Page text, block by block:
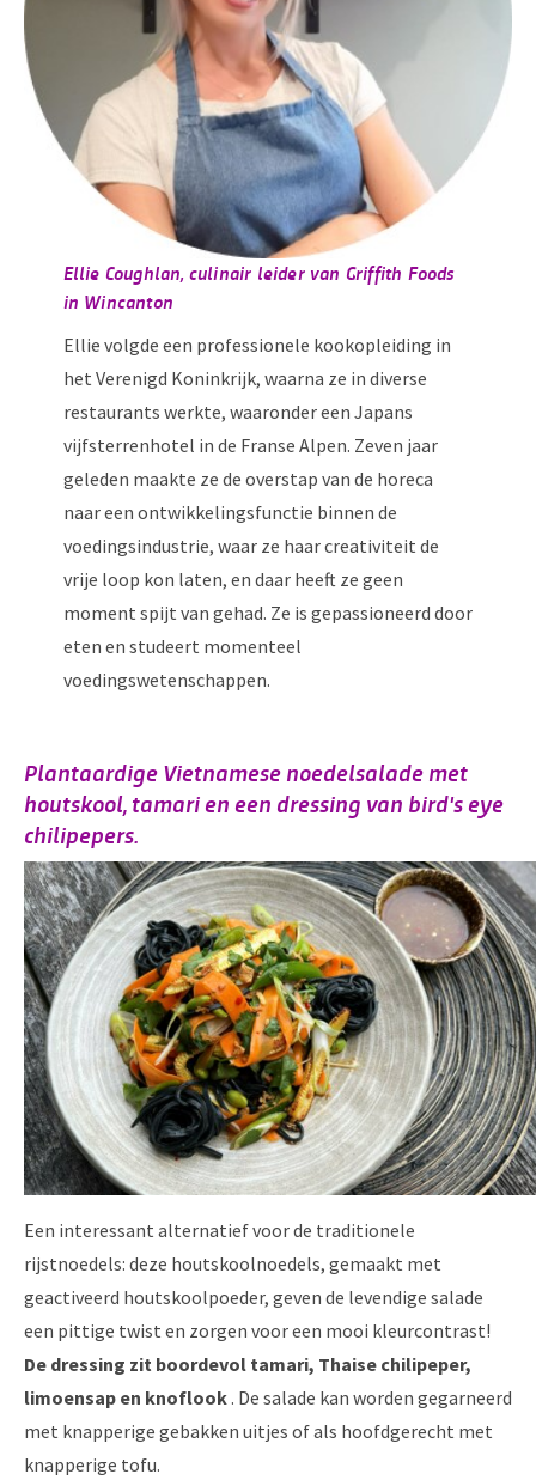
Ellie Coughlan, culinair leider van Griffith Foods
in Wincanton
Ellie volgde een professionele kookopleiding in
het Verenigd Koninkrijk, waarna ze in diverse
restaurants werkte, waaronder een Japans
vijfsterrenhotel in de Franse Alpen. Zeven jaar
geleden maakte ze de overstap van de horeca
naar een ontwikkelingsfunctie binnen de
voedingsindustrie, waar ze haar creativiteit de
vrije loop kon laten, en daar heeft ze geen
moment spijt van gehad. Ze is gepassioneerd door
eten en studeert momenteel
voedingswetenschappen.
Plantaardige Vietnamese noedelsalade met
houtskool, tamari en een dressing van bird's eye
chilipepers.
Een interessant alternatief voor de traditionele
rijstnoedels: deze houtskoolnoedels, gemaakt met
geactiveerd houtskoolpoeder, geven de levendige salade
een pittige twist en zorgen voor een mooi kleurcontrast!
De dressing zit boordevol tamari, Thaise chilipeper,
limoensap en knoflook. De salade kan worden gegarneerd
met knapperige gebakken uitjes of als hoofdgerecht met
knapperige tofu.